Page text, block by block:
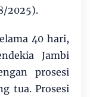
2025).
40 hari,
Jambi
prosesi
tua. Prosesi